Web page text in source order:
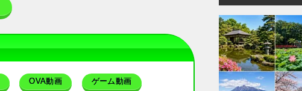
OVA動画 ゲーム動画